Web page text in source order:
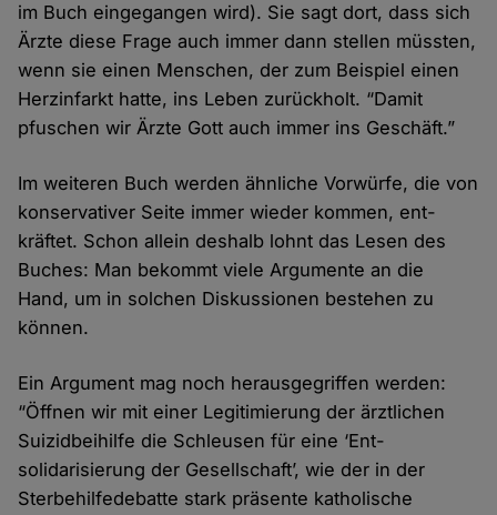
im Buch eingegangen wird). Sie sagt dort, dass sich
Ärzte diese Frage auch immer dann stellen müssten,
wenn sie einen Menschen, der zum Beispiel einen
Herz­infarkt hatte, ins Leben zurückholt. “Damit
pfuschen wir Ärzte Gott auch immer ins Geschäft.”
Im weiteren Buch werden ähnliche Vorwürfe, die von
konservativer Seite immer wieder kommen, ent­
kräftet. Schon allein deshalb lohnt das Lesen des
Buches: Man bekommt viele Argumente an die
Hand, um in solchen Diskussionen bestehen zu
können.
Ein Argument mag noch heraus­gegriffen werden:
“Öffnen wir mit einer Legitimierung der ärztlichen
Suizid­bei­hilfe die Schleusen für eine ‘Ent­
solidarisierung der Gesell­schaft’, wie der in der
Sterbe­hilfe­debatte stark präsente katholische